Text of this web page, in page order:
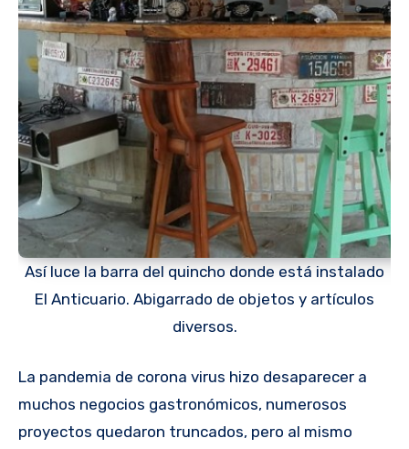
Así luce la barra del quincho donde está instalado
El Anticuario. Abigarrado de objetos y artículos
diversos.
La pandemia de corona virus hizo desaparecer a
muchos negocios gastronómicos, numerosos
proyectos quedaron truncados, pero al mismo